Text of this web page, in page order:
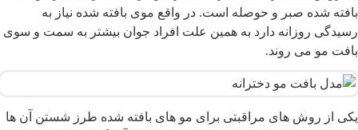
شده صبر و حوصله است. در واقع موی بافته شده نیاز به
روزانه دارد به همین علت افراد جوان بیشتر به سمت و سوی
مو می روند.
از روش های مراقبتی برای مو های بافته شده طرز شستن آن ها